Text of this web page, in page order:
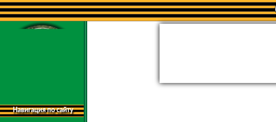
Навигация по сайту